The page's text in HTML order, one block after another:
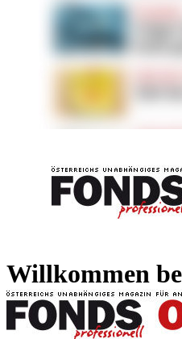
Willkommen